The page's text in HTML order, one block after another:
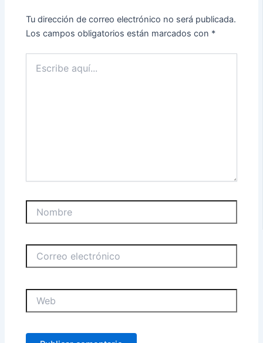
Tu dirección de correo electrónico no será publicada.
Los campos obligatorios están marcados con *
aquí...
electrónico